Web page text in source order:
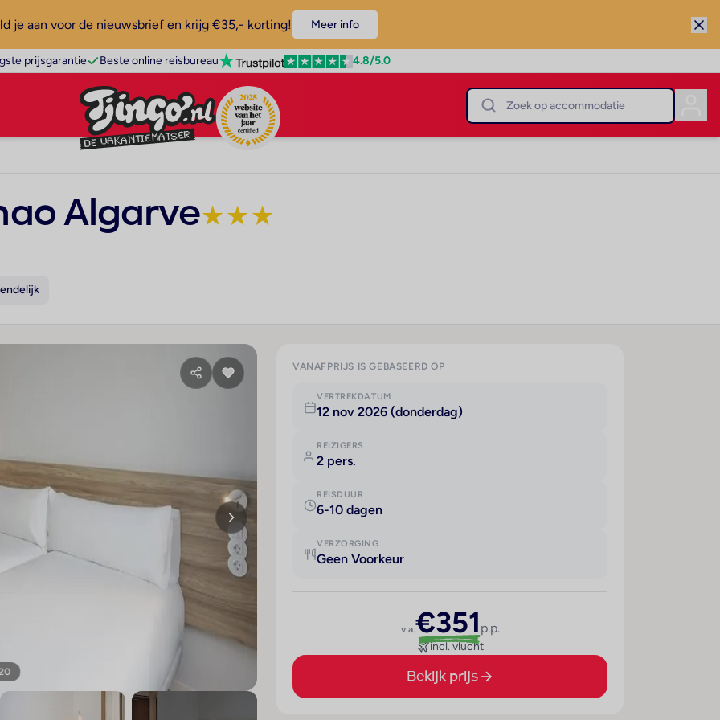
je aan voor de nieuwsbrief en krijg €35,- korting! Meer info
prijsgarantie Beste online reisbureau 4.8/5.0
Algarve★★★
VANAFPRIJS IS GEBASEERD OP
VERTREKDATUM
12 nov 2026 (donderdag)
REIZIGERS
2 pers.
REISDUUR
6-10 dagen
VERZORGING
Geen Voorkeur
v.a.€351 p.p.
incl. vlucht
Bekijk prijs